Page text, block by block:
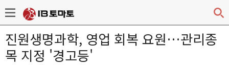
진원생명과학, 영업 회복 요원…관리종
목 지정 '경고등'